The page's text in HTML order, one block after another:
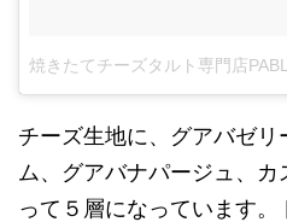
チーズ生地に、グアバゼ
ム、グアバナパージュ、
って５層になっています。